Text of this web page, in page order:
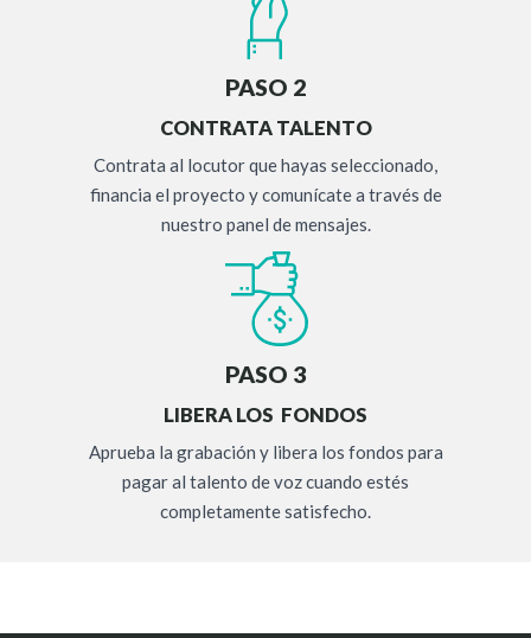
PASO 2
CONTRATA TALENTO
Contrata al locutor que hayas seleccionado,
financia el proyecto y comunícate a través de
nuestro panel de mensajes.
PASO 3
LIBERA LOS FONDOS
Aprueba la grabación y libera los fondos para
pagar al talento de voz cuando estés
completamente satisfecho.